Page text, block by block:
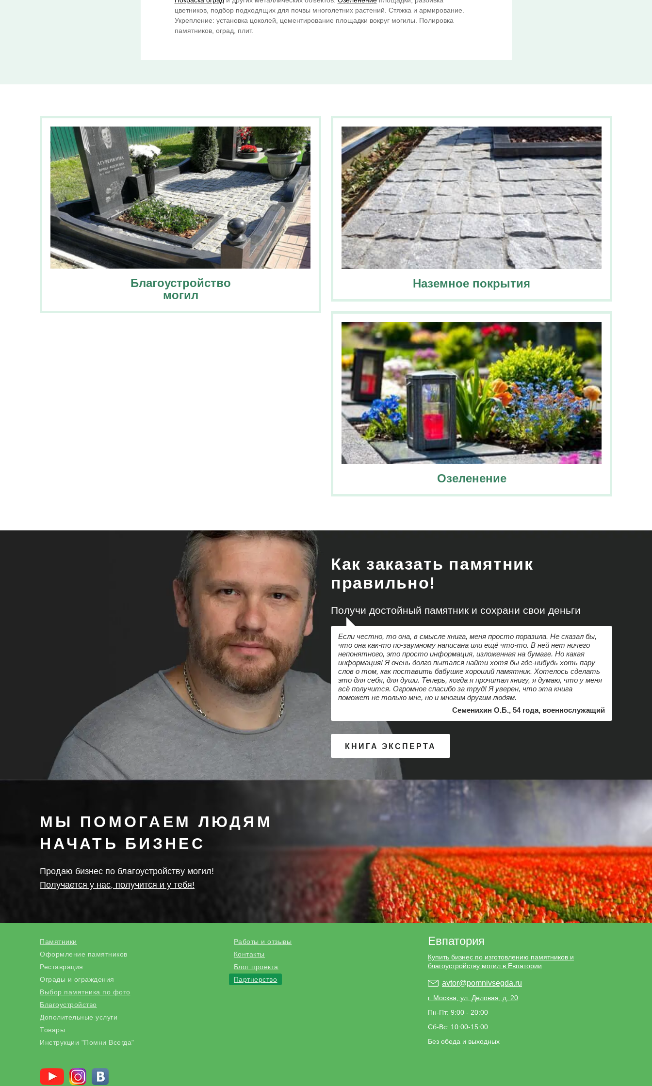
цветников, подбор подходящих для почвы многолетних растений. Стяжка и армирование.
Укрепление: установка цоколей, цементирование площадки вокруг могилы. Полировка
памятников, оград, плит.
Благоустройство
могил
Наземное покрытия
Озеленение
Как заказать памятник
правильно!
Получи достойный памятник и сохрани свои деньги
Если честно, то она, в смысле книга, меня просто поразила. Не сказал бы,
что она как-то по-заумному написана или ещё что-то. В ней нет ничего
непонятного, это просто информация, изложенная на бумаге. Но какая
информация! Я очень долго пытался найти хотя бы где-нибудь хоть пару
слов о том, как поставить бабушке хороший памятник. Хотелось сделать
это для себя, для души. Теперь, когда я прочитал книгу, я думаю, что у меня
всё получится. Огромное спасибо за труд! Я уверен, что эта книга
поможет не только мне, но и многим другим людям.
Семенихин О.Б., 54 года, военнослужащий
КНИГА ЭКСПЕРТА
МЫ ПОМОГАЕМ ЛЮДЯМ
НАЧАТЬ БИЗНЕС
Продаю бизнес по благоустройству могил!
Получается у нас, получится и у тебя!
Памятники
Оформление памятников
Реставрация
Ограды и ограждения
Выбор памятника по фото
Благоустройство
Дополительные услуги
Товары
Инструкции "Помни Всегда"
Работы и отзывы
Контакты
Блог проекта
Партнерство
Евпатория
Купить бизнес по изготовлению памятников и
благоустройству могил в Евпатории
avtor@pomnivsegda.ru
г. Москва, ул. Деловая, д. 20
Пн-Пт: 9:00 - 20:00
Сб-Вс: 10:00-15:00
Без обеда и выходных